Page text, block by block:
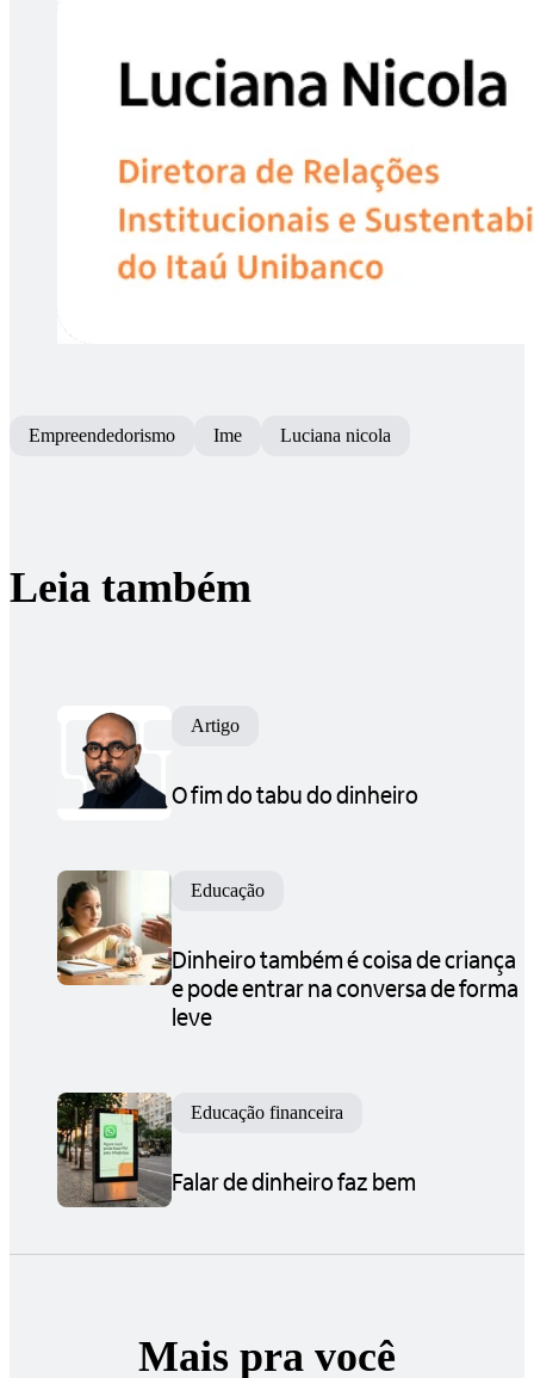
Empreendedorismo Ime Luciana nicola
Leia também
Artigo
O fim do tabu do dinheiro
Educação
Dinheiro também é coisa de criança
e pode entrar na conversa de forma
leve
Educação financeira
Falar de dinheiro faz bem
Mais pra você